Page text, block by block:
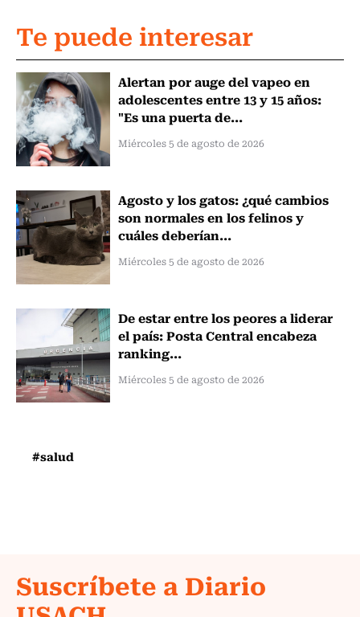
Te puede interesar
Alertan por auge del vapeo en
adolescentes entre 13 y 15 años:
"Es una puerta de...
Miércoles 5 de agosto de 2026
Agosto y los gatos: ¿qué cambios
son normales en los felinos y
cuáles deberían...
Miércoles 5 de agosto de 2026
De estar entre los peores a liderar
el país: Posta Central encabeza
ranking...
Miércoles 5 de agosto de 2026
#salud